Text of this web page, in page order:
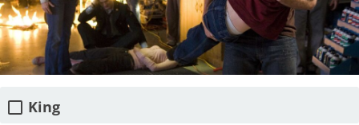
King